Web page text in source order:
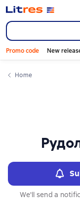
Promo code New
Home
We'll send a
Слайдер с книгами